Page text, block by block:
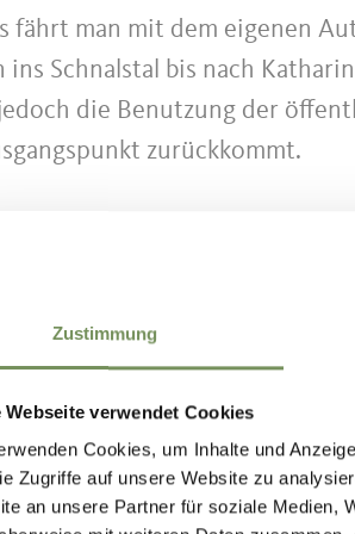
Zustimmung
Webseite verwendet Cookies
Cookies, um Inhalte und
Zugriffe auf unsere Website zu
an unsere Partner für soziale Medien,
fährt man mit dem eigenen
Schnalstal bis nach
die Benutzung der
zurückkommt.
Katharinaberg.
Bus- und
www.suedtirolmobil.info